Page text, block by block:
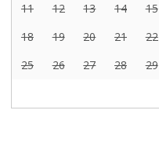
11
12 13 14 15
18
19 20 21 22
25
26 27 28 29